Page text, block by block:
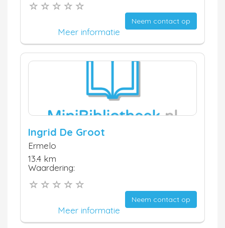
Neem contact op
Meer informatie
Ingrid De Groot
Ermelo
13.4 km
Waardering:
Neem contact op
Meer informatie